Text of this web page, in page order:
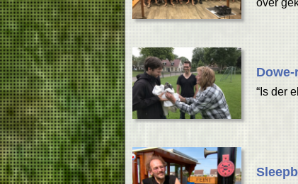
“Is der